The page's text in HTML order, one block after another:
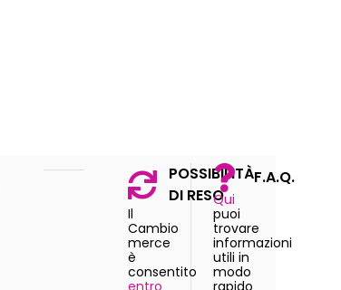
POSSIBILITÀ
DI RESO
Il
Cambio
merce
è
consentito
entro
F.A.Q.
Qui
puoi
trovare
informazioni
utili in
modo
rapido